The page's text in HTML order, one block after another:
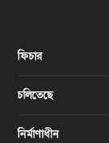
ফিচার
চলিতেছে
নির্মাণাধীন